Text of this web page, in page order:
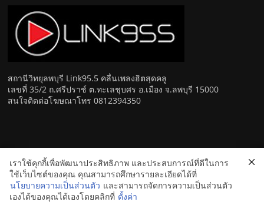
สถานีวิทยุลพบุรี Link95.5 คลื่นเพลงฮิตสุดคลู
เลขที่ 35/2 ถ.ศรีปราช์ ต.ทะเลชุบศร อ.เมือง จ.ลพบุรี 15000
สนใจติดต่อโฆษณาโทร 0812394350
Copyright © 2026Link 95.5 คลื่นเพลงฮิตสุดคูล สถานีวิทยุ FM
ลพบุรี . All rights reserved.
เราใช้คุกกี้เพื่อพัฒนาประสิทธิภาพ และประสบการณ์ที่ดีในการ
ใช้เว็บไซต์ของคุณ คุณสามารถศึกษารายละเอียดได้ที่
นโยบายความเป็นส่วนตัว และสามารถจัดการความเป็นส่วนตัว
เองได้ของคุณได้เองโดยคลิกที่ ตั้งค่า